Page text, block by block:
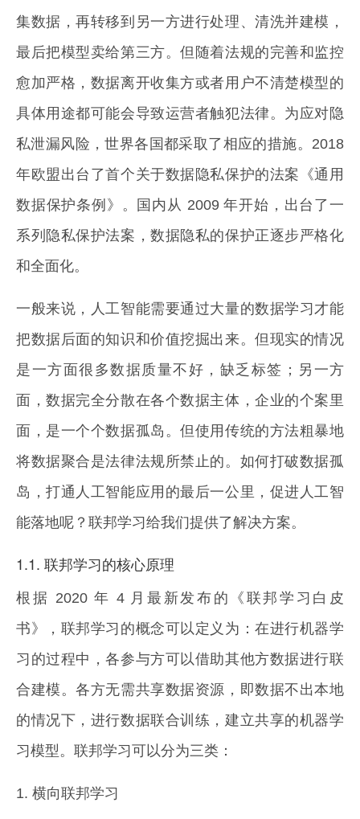
集数据，再转移到另一方进行处理、清洗并建模，
最后把模型卖给第三方。但随着法规的完善和监控
愈加严格，数据离开收集方或者用户不清楚模型的
具体用途都可能会导致运营者触犯法律。为应对隐
私泄漏风险，世界各国都采取了相应的措施。2018
年欧盟出台了首个关于数据隐私保护的法案《通用
数据保护条例》。国内从 2009 年开始，出台了一
系列隐私保护法案，数据隐私的保护正逐步严格化
和全面化。
一般来说，人工智能需要通过大量的数据学习才能
把数据后面的知识和价值挖掘出来。但现实的情况
是一方面很多数据质量不好，缺乏标签；另一方
面，数据完全分散在各个数据主体，企业的个案里
面，是一个个数据孤岛。但使用传统的方法粗暴地
将数据聚合是法律法规所禁止的。如何打破数据孤
岛，打通人工智能应用的最后一公里，促进人工智
能落地呢？联邦学习给我们提供了解决方案。
1.1. 联邦学习的核心原理
根据 2020 年 4 月最新发布的《联邦学习白皮
书》，联邦学习的概念可以定义为：在进行机器学
习的过程中，各参与方可以借助其他方数据进行联
合建模。各方无需共享数据资源，即数据不出本地
的情况下，进行数据联合训练，建立共享的机器学
习模型。联邦学习可以分为三类：
1. 横向联邦学习